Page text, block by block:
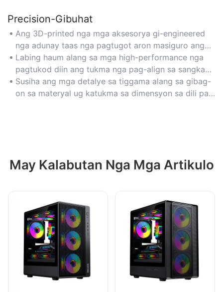
Precision-Gibuhat
Ang 3D-printed nga mga aksesorya gi-engineered
nga adunay taas nga pagtugot aron masiguro ang
hingpit nga pagkahaom sa mga sikat nga PC case
brand ug hardware.
Labing haum alang sa mga high-performance nga
pagtukod diin ang tukma nga pag-align sa sangkap
ug kalig-on hinungdanon.
Susiha ang mga detalye sa tiggama alang sa gibag-
on sa materyal ug katukma sa dimensyon sa dili pa
May Kalabutan Nga Mga Artikulo